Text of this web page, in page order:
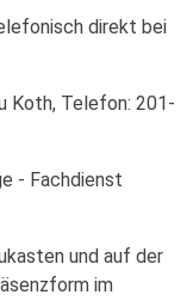
direkt bei
Koth, Telefon: 201-
- Fachdienst
und auf der
im